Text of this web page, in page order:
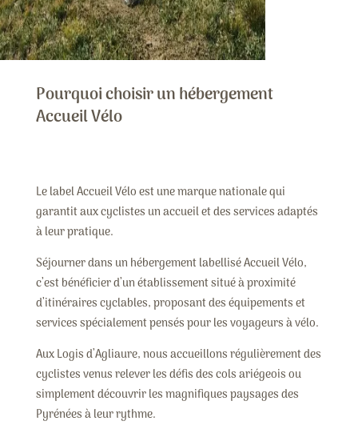
Pourquoi choisir un hébergement
Accueil Vélo
Le label Accueil Vélo est une marque nationale qui
garantit aux cyclistes un accueil et des services adaptés
à leur pratique.
Séjourner dans un hébergement labellisé Accueil Vélo,
c’est bénéficier d’un établissement situé à proximité
d’itinéraires cyclables, proposant des équipements et
services spécialement pensés pour les voyageurs à vélo.
Aux Logis d’Agliaure, nous accueillons régulièrement des
cyclistes venus relever les défis des cols ariégeois ou
simplement découvrir les magnifiques paysages des
Pyrénées à leur rythme.